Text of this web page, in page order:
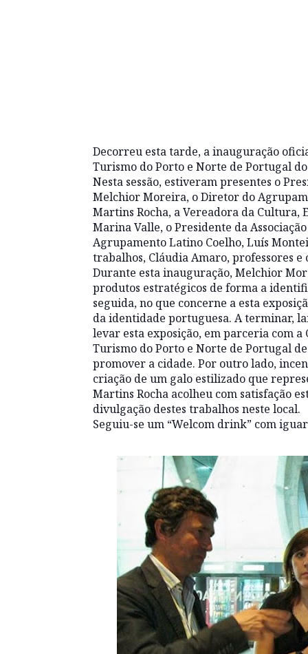
Decorreu esta tarde, a inauguração
Turismo do Porto e Norte de Portugal
Nesta sessão, estiveram presentes o
Melchior Moreira, o Diretor do
Martins Rocha, a Vereadora da Cultura,
Marina Valle, o Presidente da
Agrupamento Latino Coelho, Luís
trabalhos, Cláudia Amaro, professores e
Durante esta inauguração, Melchior
produtos estratégicos de forma a
seguida, no que concerne a esta
da identidade portuguesa. A terminar,
levar esta exposição, em parceria com
Turismo do Porto e Norte de Portugal
promover a cidade. Por outro lado,
criação de um galo estilizado que
Martins Rocha acolheu com satisfação
divulgação destes trabalhos neste local.
Seguiu-se um “Welcom drink” com